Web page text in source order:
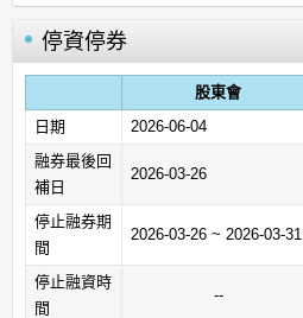
停資停券
股東會
日期
2026-06-04
融券最後回
補日
2026-03-26
停止融券期
間
2026-03-26 ~ 2026-03-31
停止融資時
間
--